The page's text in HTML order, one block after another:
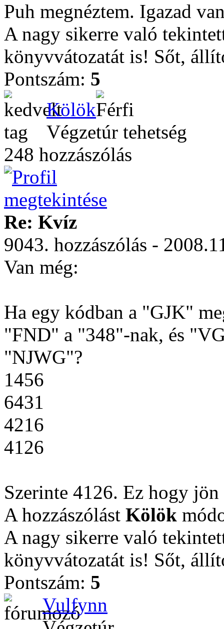
Puh megnéztem. Igazad
A nagy sikerre való
könyvvátozatát is! Sőt,
Pontszám: 5
Kölök
Végzetúr tehetség
248 hozzászólás
Re: Kvíz
9043. hozzászólás -
Van még:
Ha egy kódban a "GJK"
"FND" a "348"-nak, és
"NJWG"?
1456
6431
4216
4126
Szerinte 4126. Ez hogy
A hozzászólást Kölök
A nagy sikerre való
könyvvátozatát is! Sőt,
Pontszám: 5
Vulfynn